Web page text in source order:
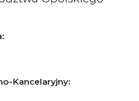
Kancelaryjny: